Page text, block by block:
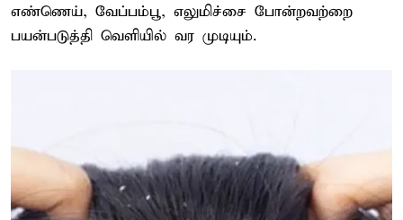
எண்ணெய், வேப்பம்பூ, எலுமிச்சை போன்றவற்றை
பயன்படுத்தி வெளியில் வர முடியும்.